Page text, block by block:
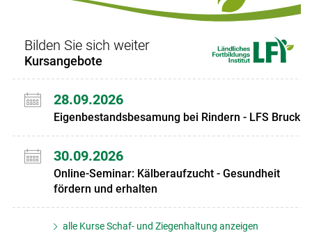
Bilden Sie sich weiter
Kursangebote
28.09.2026
Eigenbestandsbesamung bei Rindern - LFS Bruck
30.09.2026
Online-Seminar: Kälberaufzucht - Gesundheit
fördern und erhalten
alle Kurse Schaf- und Ziegenhaltung anzeigen